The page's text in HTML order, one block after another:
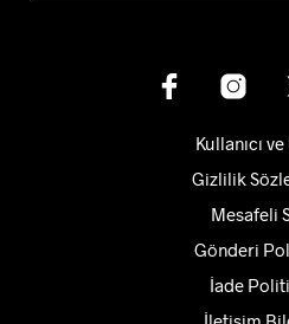
Kullanıcı
Gizlilik
Mesafeli
Gönderi
İade